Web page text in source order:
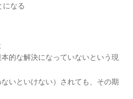
になる
的な解決になっていないという現
いといけない）されても、その期